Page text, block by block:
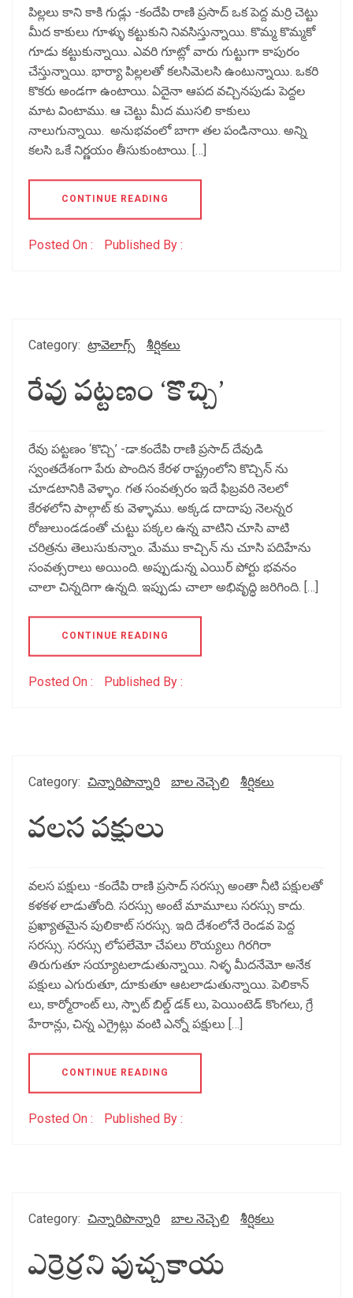
పిల్లలు కాని కాకి గుడ్లు -కందేపి రాణి ప్రసాద్ ఒక పెద్ద మర్రి చెట్టు
మీద కాకులు గూళ్ళు కట్టుకుని నివసిస్తున్నాయి. కొమ్మ కొమ్మకో
గూడు కట్టుకున్నాయి. ఎవరి గూట్లో వారు గుట్టుగా కాపురం
చేస్తున్నాయి. భార్యా పిల్లలతో కలసిమెలసి ఉంటున్నాయి. ఒకరి
కొకరు అండగా ఉంటాయి. ఏదైనా ఆపద వచ్చినపుడు పెద్దల
మాట వింటాము. ఆ చెట్టు మీద ముసలి కాకులు
నాలుగున్నాయి. అనుభవంలో బాగా తల పండినాయి. అన్ని
కలసి ఒకే నిర్ణయం తీసుకుంటాయి. […]
CONTINUE READING
Posted On : Published By :
Category: ట్రావెలాగ్స్ శీర్షికలు
రేవు పట్టణం ‘కొచ్చి’
రేవు పట్టణం ‘కొచ్చి’ -డా.కందేపి రాణి ప్రసాద్ దేవుడి
స్వంతదేశంగా పేరు పొందిన కేరళ రాష్ట్రంలోని కొచ్చిన్ ను
చూడటానికి వెళ్ళాం. గత సంవత్సరం ఇదే ఫిబ్రవరి నెలలో
కేరళలోని పాల్గాట్ కు వెళ్ళాము. అక్కడ దాదాపు నెలన్నర
రోజులుండడంతో చుట్టు పక్కల ఉన్న వాటిని చూసి వాటి
చరిత్రను తెలుసుకున్నాం. మేము కాచ్చిన్ ను చూసి పదిహేను
సంవత్సరాలు అయింది. అప్పుడున్న ఎయిర్ పోర్టు భవనం
చాలా చిన్నదిగా ఉన్నది. ఇప్పుడు చాలా అభివృద్ధి జరిగింది. […]
CONTINUE READING
Posted On : Published By :
Category: చిన్నారిపొన్నారి బాల నెచ్చెలి శీర్షికలు
వలస పక్షులు
వలస పక్షులు -కందేపి రాణి ప్రసాద్ సరస్సు అంతా నీటి పక్షులతో
కళకళ లాడుతోంది. సరస్సు అంటే మామూలు సరస్సు కాదు.
ప్రఖ్యాతమైన పులికాట్ సరస్సు. ఇది దేశంలోనే రెండవ పెద్ద
సరస్సు. సరస్సు లోపలేమో చేపలు రొయ్యలు గిరగిరా
తిరుగుతూ సయ్యాటలాడుతున్నాయి. నిళ్ళ మీదనేమో అనేక
పక్షులు ఎగురుతూ, దూకుతూ ఆటలాడుతున్నాయి. పెలికాన్
లు, కార్మోరాంట్ లు, స్పాట్ బిల్డ్ డక్ లు, పెయింటెడ్ కొంగలు, గ్రే
హేరాన్లు, చిన్న ఎగ్రైట్లు వంటి ఎన్నో పక్షులు […]
CONTINUE READING
Posted On : Published By :
Category: చిన్నారిపొన్నారి బాల నెచ్చెలి శీర్షికలు
ఎర్రెర్రని పుచ్చకాయ